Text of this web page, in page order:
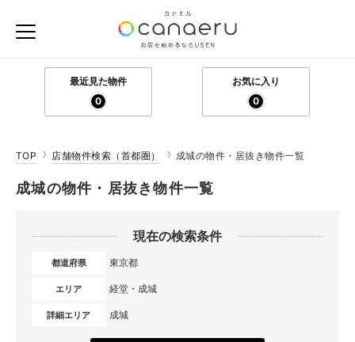
最近見た物件
0
お気に入り
0
TOP 店舗物件検索（首都圏） 成城の物件・居抜き物件一覧
成城の物件・居抜き物件一覧
現在の検索条件
都道府県 東京都
エリア 経堂・成城
詳細エリア 成城